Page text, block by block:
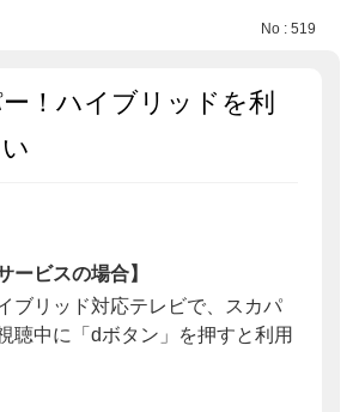
No : 519
！ハイブリッドを利
ービスの場合】
ブリッド対応テレビで、スカパ
聴中に「dボタン」を押すと利用